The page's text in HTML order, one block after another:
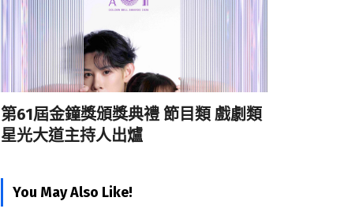
第61屆金鐘獎頒獎典禮 節目類 戲劇類
星光大道主持人出爐
You May Also Like!